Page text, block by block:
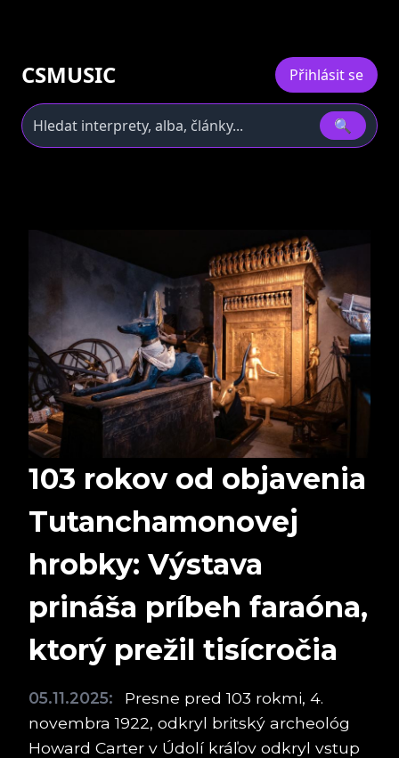
CSMUSIC Přihlásit se
🔍
103 rokov od objavenia
Tutanchamonovej
hrobky: Výstava
prináša príbeh faraóna,
ktorý prežil tisícročia
05.11.2025:
Presne pred 103 rokmi, 4.
novembra 1922, odkryl britský archeológ
Howard Carter v Údolí kráľov odkryl vstup